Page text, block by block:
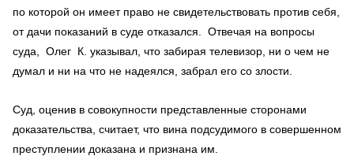
по которой он имеет право не свидетельствовать против себя,
от дачи показаний в суде отказался. Отвечая на вопросы
суда, Олег К. указывал, что забирая телевизор, ни о чем не
думал и ни на что не надеялся, забрал его со злости.
Суд, оценив в совокупности представленные сторонами
доказательства, считает, что вина подсудимого в совершенном
преступлении доказана и признана им.